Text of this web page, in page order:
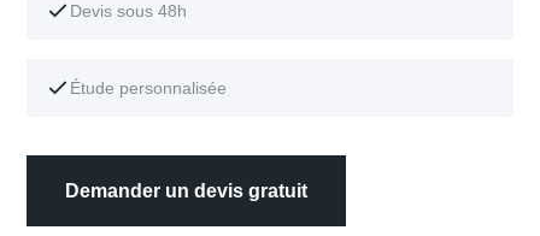
Devis sous 48h
Étude personnalisée
Demander un devis gratuit